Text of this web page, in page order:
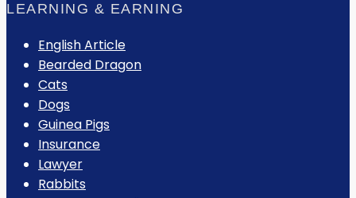
LEARNING & EARNING
English Article
Bearded Dragon
Cats
Dogs
Guinea Pigs
Insurance
Lawyer
Rabbits